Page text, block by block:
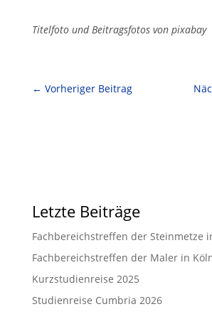
Titelfoto und Beitragsfotos von pixabay
← Vorheriger Beitrag
Letzte Beiträge
Fachbereichstreffen der Steinmetze
Fachbereichstreffen der Maler in
Kurzstudienreise 2025
Studienreise Cumbria 2026